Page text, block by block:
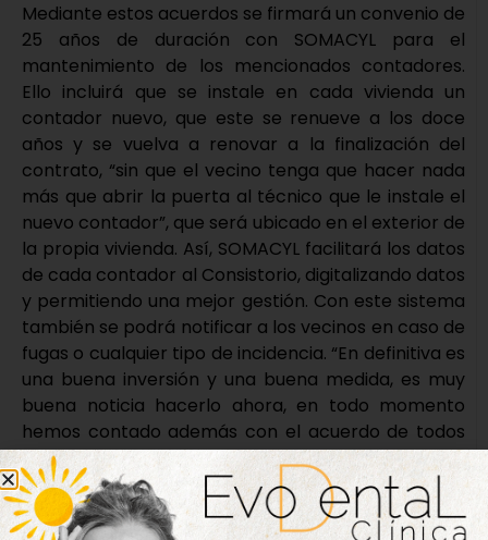
Mediante estos acuerdos se firmará un convenio de
25 años de duración con SOMACYL para el
mantenimiento de los mencionados contadores.
Ello incluirá que se instale en cada vivienda un
contador nuevo, que este se renueve a los doce
años y se vuelva a renovar a la finalización del
contrato, “sin que el vecino tenga que hacer nada
más que abrir la puerta al técnico que le instale el
nuevo contador”, que será ubicado en el exterior de
la propia vivienda. Así, SOMACYL facilitará los datos
de cada contador al Consistorio, digitalizando datos
y permitiendo una mejor gestión. Con este sistema
también se podrá notificar a los vecinos en caso de
fugas o cualquier tipo de incidencia. “En definitiva es
una buena inversión y una buena medida, es muy
buena noticia hacerlo ahora, en todo momento
hemos contado además con el acuerdo de todos
los grupos para sacar este plan adelante” concluía
Oliveira.